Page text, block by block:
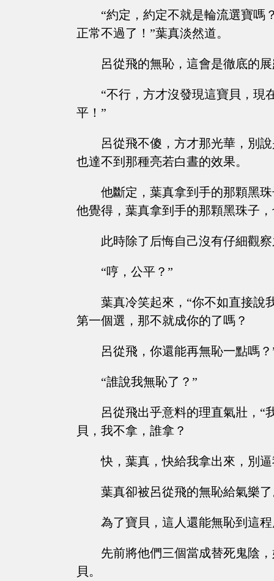
“約定，約定不就是輪流選寶嗎
正常不過了！”葉真淡然道。
呂從飛的無恥，這會是徹底的
“不行，方才沒發現這寶貝，現
平！”
呂從飛不傻，方才那光華，別
也達不到那種亮若白晝的效果。
他斷定，葉真拿到手的那顆黑
他覺得，葉真拿到手的那顆黑珠子
此時除了后悔自己沒有仔細觀
“哼，公平？”
葉真冷笑起來，“你不如直接說
第一個選，那不就成你的了嗎？
呂從飛，你還能再無恥一點嗎？
“誰說我無恥了？”
呂從飛出乎意料的理直氣壯，“
貝，我不拿，誰拿？
快，葉真，快給我拿出來，別
葉真卻被呂從飛的無恥給氣樂
為了寶貝，這人還能無恥到這
先前將他們三個當成替死鬼陰
貝。